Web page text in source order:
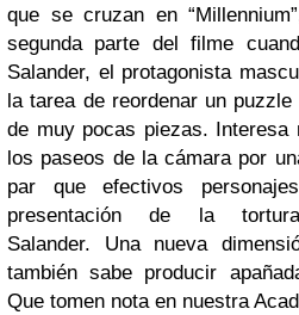
que se cruzan en
segunda parte del filme
Salander, el protagonista
la tarea de reordenar un
de muy pocas piezas. Interesa
los paseos de la cámara por
par que efectivos
presentación de la
Salander. Una nueva
también sabe producir
Que tomen nota en nuestra